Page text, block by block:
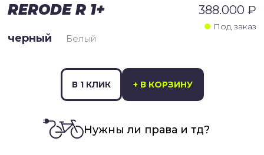
Под заказ
RERODE R 1+
черный Белый
388.000 ₽
В 1 КЛИК + В КОРЗИНУ
Нужны ли права и тд?